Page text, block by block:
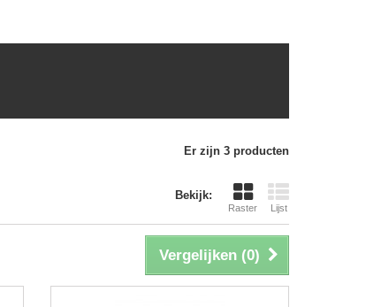
Er zijn 3 producten
Bekijk:
Raster Lijst
Vergelijken (0)